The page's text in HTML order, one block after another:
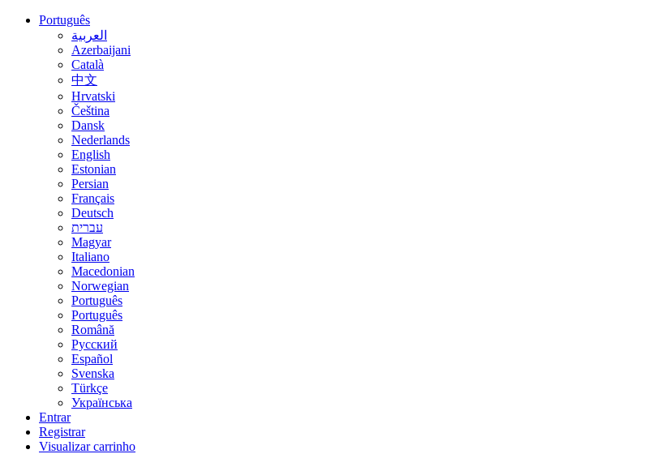
Português
العربية
Azerbaijani
Català
中文
Hrvatski
Čeština
Dansk
Nederlands
English
Estonian
Persian
Français
Deutsch
עברית
Magyar
Italiano
Macedonian
Norwegian
Português
Português
Română
Русский
Español
Svenska
Türkçe
Українська
Entrar
Registrar
Visualizar carrinho